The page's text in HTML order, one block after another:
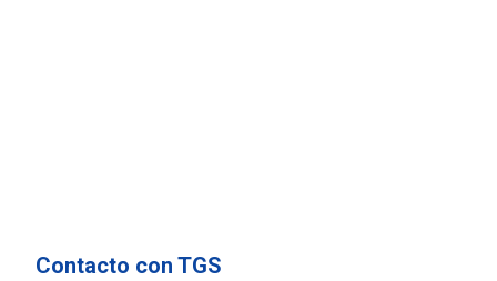
Contacto con TGS